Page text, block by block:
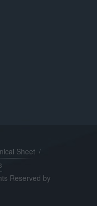
Sheet /
Reserved by